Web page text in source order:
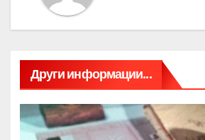
Други информации...